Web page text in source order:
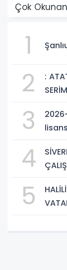
Çok
1
2
:
3
2026-
4
5